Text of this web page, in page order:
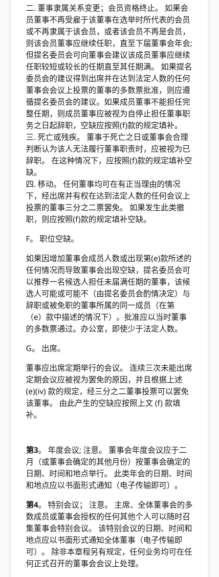
二. 董事隶属关系变更；会员资格终止。 如果会
员董事不再受雇于该董事在选举时所代表的会员
或不再隶属于该会员，或者该会员不再是会员，
则该会员董事应继续任职，直至下届董事会年会;
但提名委员会可向董事会建议该成员董事应继续
任职较短或较长的任期直至其任期满。 如果提名
委员会的建议得到出席并在达到法定人数的任何
董事会会议上投票的董事的多数票批准，则应遵
循提名委员会的建议。如果成员董事不能担任完
整任期，则成员董事应被视为自停止担任董事职
务之日起辞职，空缺应按照(f)款的规定填补。
三. 死亡或残疾。 董事于死亡之日或董事会合理
判断认为该人无法履行董事职责时，应被视为已
辞职。 在这种情况下，应按照(f)款的规定填补空
缺。
四. 移动。 任何董事均可在有正当理由的情况
下，经出席并有权在达到法定人数的任何会议上
投票的董事三分之二票罢免。 如果发生此类撤
职，则应按照(f)款的规定填补空缺。
F。 职位空缺。
如果因增加董事会成员人数或出现第(e)款所述的
任何情况而导致董事会出现空缺，提名委员会可
以推荐一名候选人担任未届满任期的董事，该候
选人可能或可能不（由提名委员会酌情决定）与
辞职或被免职的董事所属的同一成员（在第
（e）款中描述的情况下）。批准应以当时董事
的多数票通过。办公室，即使少于法定人数。
G。 出席。
董事应出席定期举行的会议。 连续三次未能出席
定期会议应被视为罢免的原因，并且根据上述
(e)(iv) 款的规定，经三分之二董事投票可以罢免
该董事。 由此产生的空缺应按照上文 (f) 款填
补。
第3。 年度会议; 注意。 董事会年度会议应于二
月（或董事会确定的其他月份）按董事会确定的
日期、时间和地点举行。 此类年会的日期、时间
和地点应以书面形式通知（电子传输即可）。
第4。 特别会议； 注意。 主席、全体董事会的多
数成员或董事会授权的任何其他个人可以随时召
集董事会特别会议。 该特别会议的日期、时间和
地点应以书面形式通知全体董事（电子传输即
可）。 除非本章程另有规定，任何业务均可在任
何正式召开的董事会会议上处理。